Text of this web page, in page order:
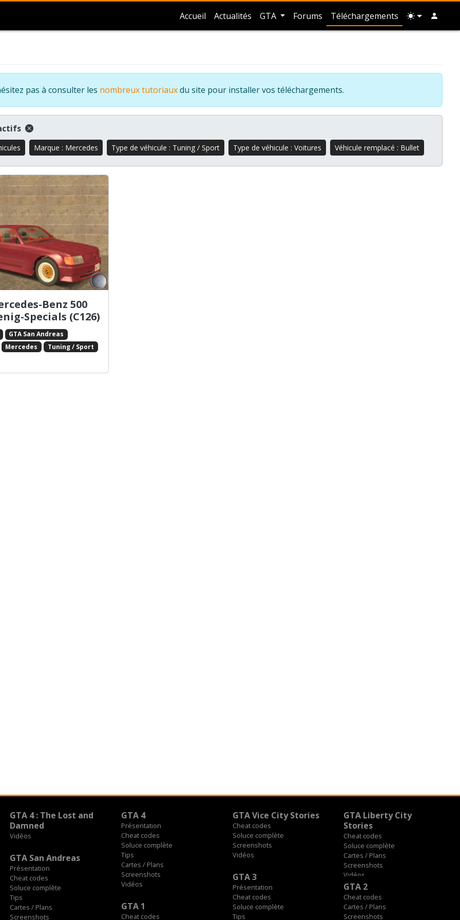
Accueil Actualités GTA Forums Téléchargements
pas à consulter les nombreux tutoriauxdu site pour installer vos téléchargements.
Marque : Mercedes Type de véhicule : Tuning / Sport Type de véhicule : Voitures Véhicule remplacé : Bullet
Benz 500
Specials (C126)
GTA San Andreas
Mercedes
Tuning / Sport
GTA 4 : The Lost and
Damned
Vidéos
GTA 4
Présentation
Cheat codes
Soluce complète
Tips
Cartes / Plans
Screenshots
Vidéos
GTA Vice City Stories
Cheat codes
Soluce complète
Screenshots
Vidéos
GTA Liberty City
Stories
Cheat codes
Soluce complète
Cartes / Plans
Screenshots
Vidéos
GTA San Andreas
Présentation
Cheat codes
Soluce complète
Tips
Cartes / Plans
Screenshots
GTA 3
Présentation
Cheat codes
Soluce complète
Tips
GTA 2
Cheat codes
Cartes / Plans
Screenshots
GTA 1
Cheat codes